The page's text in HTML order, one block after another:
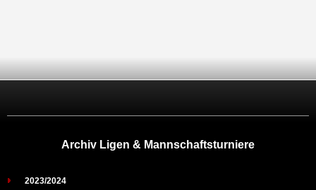
Archiv Ligen & Mannschaftsturniere
2023/2024